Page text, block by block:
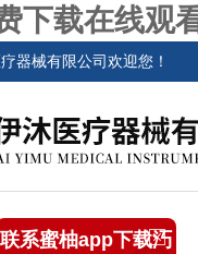
下载在线观
械有限公司欢迎您！
产品中心
联系蜜柚app下载汅